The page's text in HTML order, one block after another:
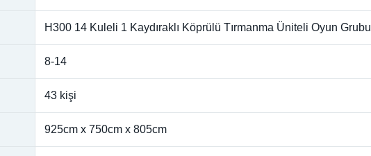
H300 14 Kuleli 1 Kaydıraklı Köprülü Tırmanma Üniteli Oyun Grubu
8-14
43 kişi
925cm x 750cm x 805cm